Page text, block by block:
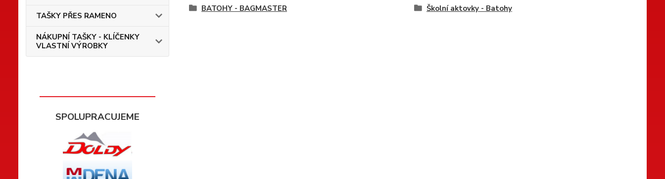
TAŠKY PŘES RAMENO
NÁKUPNÍ TAŠKY - KLÍČENKY
VLASTNÍ VÝROBKY
SPOLUPRACUJEME
BATOHY - BAGMASTER Školní aktovky - Batohy